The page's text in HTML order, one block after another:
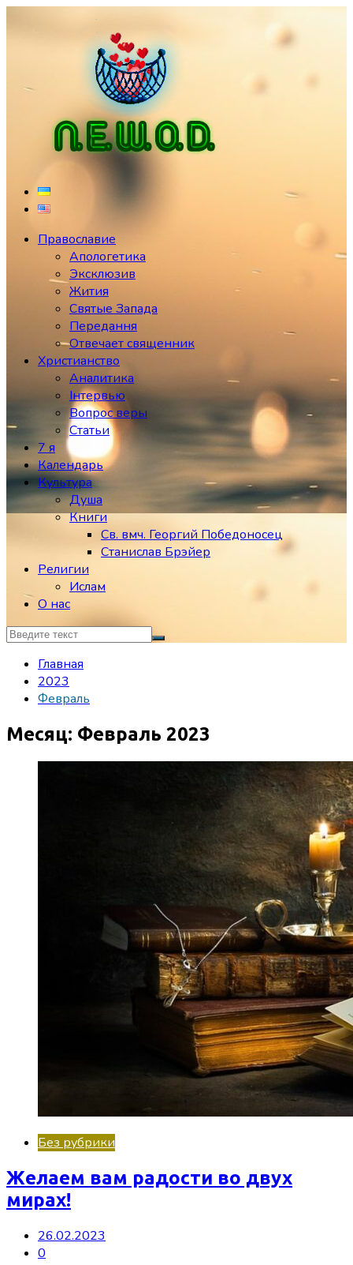
Православие
Апологетика
Эксклюзив
Жития
Святые Запада
Передання
Отвечает священник
Христианство
Аналитика
Інтервью
Вопрос веры
Статьи
7 я
Календарь
Культура
Душа
Книги
Св. вмч. Георгий Победоносец
Станислав Брэйер
Религии
Ислам
О нас
Главная
2023
Февраль
Месяц: Февраль 2023
Без рубрики
Желаем вам радости во двух
мирах!
26.02.2023
0